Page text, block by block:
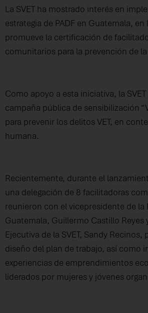
La SVET ha mostrado interés en
estrategia de PADF en Guatemala, en
promueve la certificación de
comunitarios para la prevención de
Como apoyo a esta iniciativa, la
campaña pública de sensibilización
para prevenir los delitos VET, en
humana.
Recientemente, durante el
una delegación de 8 facilitadoras
reunieron con el vicepresidente de la
Guatemala, Guillermo Castillo Reyes
Ejecutiva de la SVET, Sandy Recinos,
diseño del plan de trabajo, así como
experiencias de emprendimientos
liderados por mujeres y jóvenes